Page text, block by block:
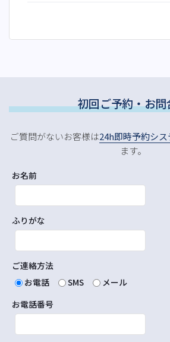
初回ご予約・お問
ご質問がないお客様は24h即時予約シス
ます。
お名前
ふりがな
ご連絡方法
お電話
SMS
メール
お電話番号